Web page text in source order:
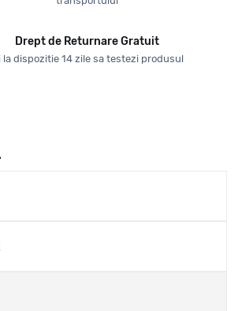
Drept de Returnare Gratuit
la dispozitie 14 zile sa testezi produsul